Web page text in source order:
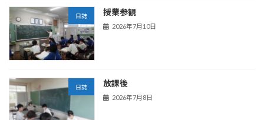
日誌 授業参観
2026年7月10日
日誌 放課後
2026年7月8日